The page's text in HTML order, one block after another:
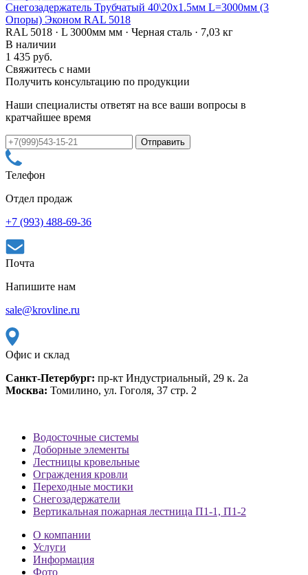
Снегозадержатель Трубчатый 40\20х1.5мм L=3000мм (3
Опоры) Эконом RAL 5018
RAL 5018 · L 3000мм мм · Черная сталь · 7,03 кг
В наличии
1 435 руб.
Свяжитесь с нами
Получить консультацию по продукции
Наши специалисты ответят на все ваши вопросы в
кратчайшее время
Телефон
Отдел продаж
+7 (993) 488-69-36
Почта
Напишите нам
sale@krovline.ru
Офис и склад
Санкт-Петербург: пр-кт Индустриальный, 29 к. 2а
Москва: Томилино, ул. Гоголя, 37 стр. 2
Водосточные системы
Доборные элементы
Лестницы кровельные
Ограждения кровли
Переходные мостики
Снегозадержатели
Вертикальная пожарная лестница П1-1, П1-2
О компании
Услуги
Информация
Фото